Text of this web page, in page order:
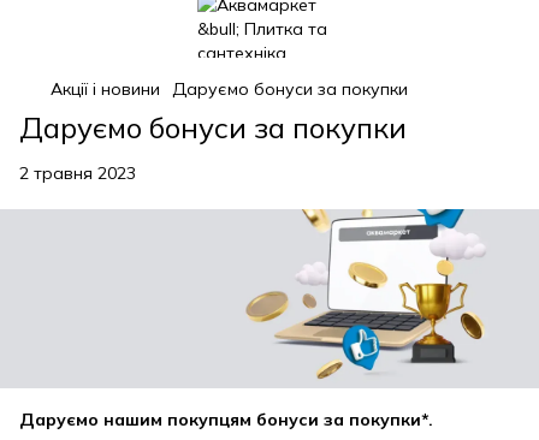
Акції і новини Даруємо бонуси за покупки
Даруємо бонуси за покупки
2 травня 2023
Даруємо нашим покупцям бонуси за покупки*.